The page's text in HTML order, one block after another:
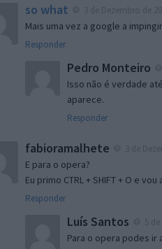
so what
Mais uma vez a google a
Responder
Pedro Monteiro
Isso não é verdade
aparece.
Responder
fabioramalhete
E para o opera?
Eu primo CTRL + SHIFT + O e
Responder
Luís Santos
Para o opera podes ir